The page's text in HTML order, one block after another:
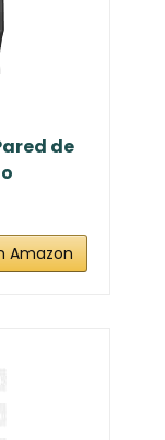
de
Amazon